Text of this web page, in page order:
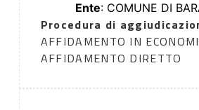
Ente: COMUNE DI
Procedura di
AFFIDAMENTO IN
AFFIDAMENTO DIRETTO